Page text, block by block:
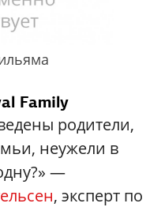
Family
родители,
неужели в
—
, эксперт по